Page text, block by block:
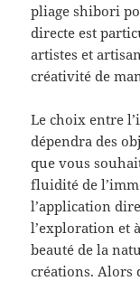
pliage shibori
directe est
artistes et
créativité de
Le choix entre
dépendra des
que vous
fluidité de
l’application
l’exploration et
beauté de la
créations. Alors